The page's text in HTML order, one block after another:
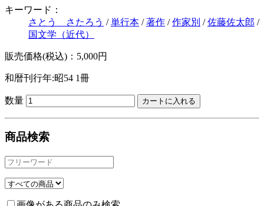
キーワード：
さとう さたろう /単行本 /著作 /作家別 /佐藤佐太郎 /
国文学（近代）
販売価格(税込)：5,000円
和暦刊行年:昭54 1冊
数量
商品検索